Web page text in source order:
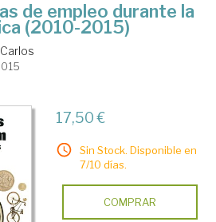
de empleo durante la
(2010-2015)
17,50 €
Sin Stock. Disponible en
7/10 días.
COMPRAR